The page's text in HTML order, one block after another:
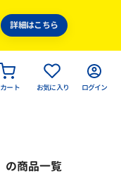
詳細はこちら
カート お気に入り ログイン
の商品一覧